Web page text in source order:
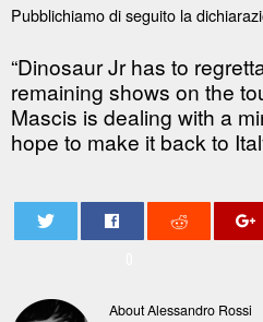
Pubblichiamo di seguito la
“Dinosaur Jr has to
remaining shows on the
Mascis is dealing with a
hope to make it back to
About Alessandro Rossi